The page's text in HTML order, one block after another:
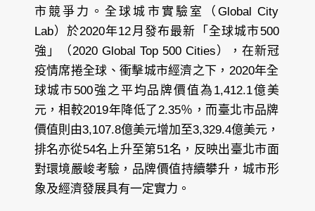
市競爭力。全球城市實驗室（Global City
Lab）於2020年12月發布最新「全球城市500
強」（2020 Global Top 500 Cities），在新冠
疫情席捲全球、衝擊城市經濟之下，2020年全
球城市500強之平均品牌價值為1,412.1億美
元，相較2019年降低了2.35％，而臺北市品牌
價值則由3,107.8億美元增加至3,329.4億美元，
排名亦從54名上升至第51名，反映出臺北市面
對環境嚴峻考驗，品牌價值持續攀升，城市形
象及經濟發展具有一定實力。